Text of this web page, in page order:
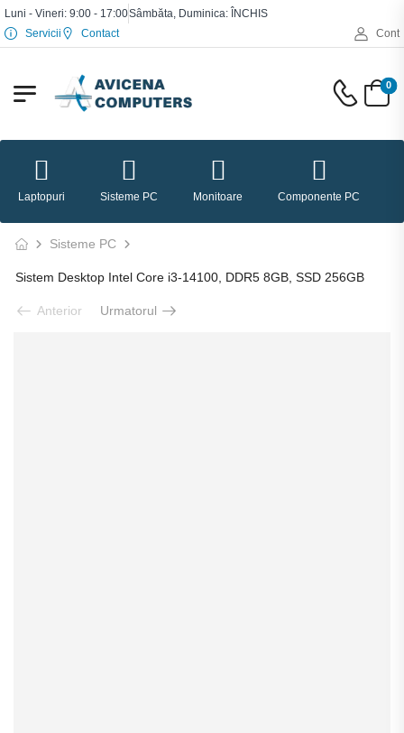
Luni - Vineri: 9:00 - 17:00Sâmbăta, Duminica: ÎNCHIS
Servicii
Contact Cont
0
Laptopuri Sisteme PC Monitoare Componente PC
Sisteme PC
Sistem Desktop Intel Core i3-14100, DDR5 8GB, SSD 256GB
Anterior Urmatorul